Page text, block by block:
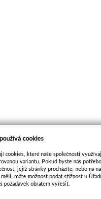
cookies
cookies, které naše společnosti
variantu. Pokud byste nás
jejíž stránky procházíte, nebo na
máte možnost podat stížnost u
požadavek obratem vyřešit.